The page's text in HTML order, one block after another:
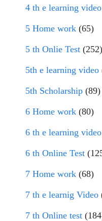
4 th e learning video
5 Home work (65)
5 th Onlie Test (252)
5th e learning video
5th Scholarship (89)
6 Home work (80)
6 th e learning video
6 th Online Test
7 Home work (68)
7 th e learnig Video
7 th Online test